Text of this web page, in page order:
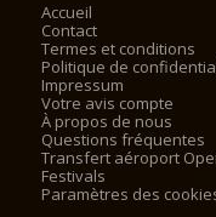
Accueil
Contact
Termes et conditions
Politique de
Impressum
Votre avis compte
À propos de nous
Questions fréquentes
Transfert aéroport
Festivals
Paramètres des